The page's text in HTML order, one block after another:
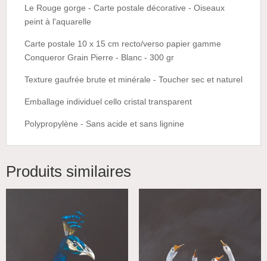
Le Rouge gorge - Carte postale décorative - Oiseaux
peint à l'aquarelle
Carte postale 10 x 15 cm recto/verso papier gamme
Conqueror Grain Pierre - Blanc - 300 gr
Texture gaufrée brute et minérale - Toucher sec et naturel
Emballage individuel cello cristal transparent
Polypropylène - Sans acide et sans lignine
Produits similaires